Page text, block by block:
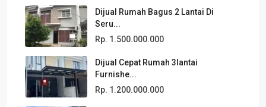
Dijual Rumah Bagus 2 Lantai Di
Seru...
Rp. 1.500.000.000
Dijual Cepat Rumah 3lantai
Furnishe...
Rp. 1.200.000.000